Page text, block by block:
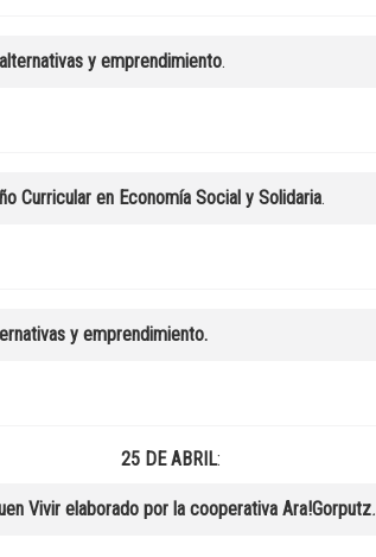
y emprendimiento.
Curricular en Economía Social y Solidaria.
y emprendimiento.
25 DE ABRIL:
Vivir elaborado por la cooperativa Ara!Gorputz.